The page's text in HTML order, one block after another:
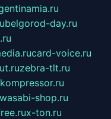
belgorod-day.ru
card-voice.ru
zebra-tlt.ru
wasabi-shop.ru
x-ton.ru